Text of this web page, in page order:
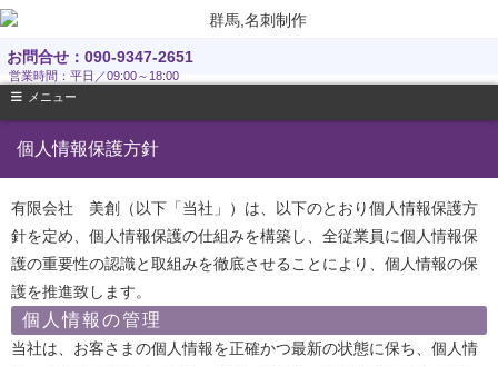
お問合せ：090-9347-2651
営業時間：平日／09:00～18:00
メニュー
個人情報保護方針
有限会社 美創（以下「当社」）は、以下のとおり個人情報保護方
針を定め、個人情報保護の仕組みを構築し、全従業員に個人情報保
護の重要性の認識と取組みを徹底させることにより、個人情報の保
護を推進致します。
個人情報の管理
当社は、お客さまの個人情報を正確かつ最新の状態に保ち、個人情